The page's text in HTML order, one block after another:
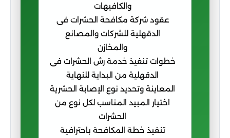
والكافيهات
عقود شركة مكافحة الحشرات فى
الدقهلية للشركات والمصانع
والمخازن
خطوات تنفيذ خدمة رش الحشرات فى
الدقهلية من البداية للنهاية
المعاينة وتحديد نوع الإصابة الحشرية
اختيار المبيد المناسب لكل نوع من
الحشرات
تنفيذ خطة المكافحة باحترافية